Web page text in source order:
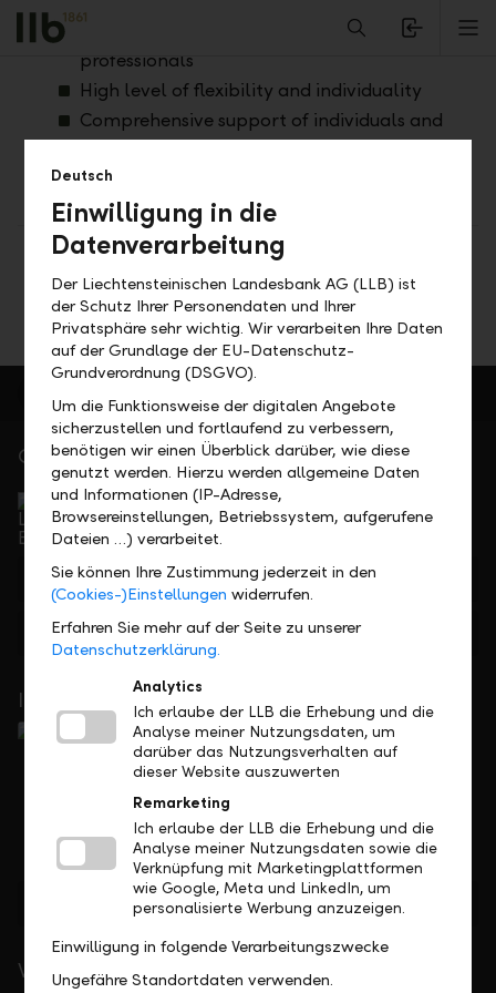
Alerts.Headline
Consultation and support by experienced
professionals
High level of flexibility and individuality
Comprehensive support of individuals and
entrepreneurs
Teilen Drucken
Gerne für Sie da
Service Direkt
Telefonisch erreichbar von Montag bis Freitag, 08.00
bis 17.30 Uhr
+423 236 88 11
Feedback Anfrage
In Ihrer Nähe
Standorte finden
Wichtige Links
Deutsch
Einwilligung in die
Datenverarbeitung
Der Liechtensteinischen Landesbank AG (LLB) ist
der Schutz Ihrer Personendaten und Ihrer
Privatsphäre sehr wichtig. Wir verarbeiten Ihre Daten
auf der Grundlage der EU-Datenschutz-
Grundverordnung (DSGVO).
Um die Funktionsweise der digitalen Angebote
sicherzustellen und fortlaufend zu verbessern,
benötigen wir einen Überblick darüber, wie diese
genutzt werden. Hierzu werden allgemeine Daten
und Informationen (IP-Adresse,
Browsereinstellungen, Betriebssystem, aufgerufene
Dateien …) verarbeitet.
Sie können Ihre Zustimmung jederzeit in den
(Cookies-)Einstellungen widerrufen.
Erfahren Sie mehr auf der Seite zu unserer
Datenschutzerklärung.
Analytics
Ich erlaube der LLB die Erhebung und die
Analyse meiner Nutzungsdaten, um
darüber das Nutzungsverhalten auf
dieser Website auszuwerten
Remarketing
Ich erlaube der LLB die Erhebung und die
Analyse meiner Nutzungsdaten sowie die
Verknüpfung mit Marketingplattformen
wie Google, Meta und LinkedIn, um
personalisierte Werbung anzuzeigen.
Einwilligung in folgende Verarbeitungszwecke
Ungefähre Standortdaten verwenden.